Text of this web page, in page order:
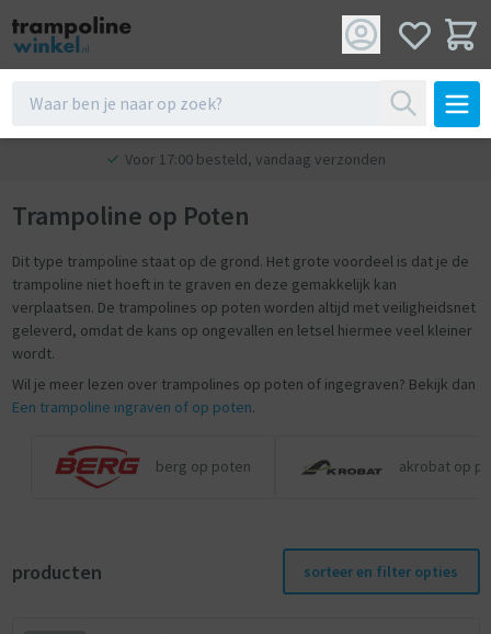
Voor 17:00 besteld, vandaag verzonden
Trampoline op Poten
Dit type trampoline staat op de grond. Het grote voordeel is dat je de
trampoline niet hoeft in te graven en deze gemakkelijk kan
verplaatsen. De trampolines op poten worden altijd met veiligheidsnet
geleverd, omdat de kans op ongevallen en letsel hiermee veel kleiner
wordt.
Wil je meer lezen over trampolines op poten of ingegraven? Bekijk dan
Een trampoline ingraven of op poten.
berg op poten akrobat op
producten sorteer en filter opties